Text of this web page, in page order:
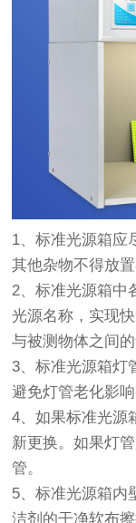
1、标准光源箱应
其他杂物不得放置
2、标准光源箱中
光源名称，实现
与被测物体之间
3、标准光源箱灯
避免灯管老化影
4、如果标准光源
新更换。如果灯
管。
5、标准光源箱内
洁剂的干净软布